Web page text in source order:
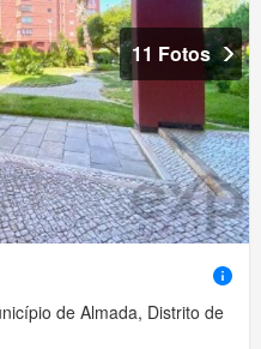
11 Fotos
de Almada, Distrito de